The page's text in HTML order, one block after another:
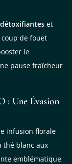
et
de fouet
le
pause fraîcheur
: Une Évasion
infusion florale
thé blanc aux
emblématique